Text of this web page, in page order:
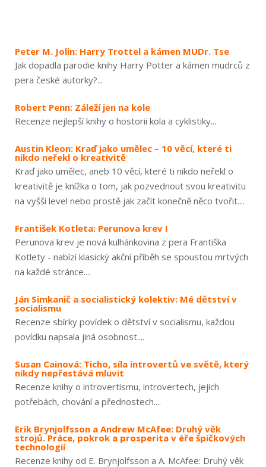
Peter M. Jolin: Harry Trottel a kámen MUDr. Tse
Jak dopadla parodie knihy Harry Potter a kámen mudrců z
pera české autorky?...
Robert Penn: Záleží jen na kole
Recenze nejlepší knihy o hostorii kola a cyklistiky...
Austin Kleon: Kraď jako umělec – 10 věcí, které ti
nikdo neřekl o kreativitě
Kraď jako umělec, aneb 10 věcí, které ti nikdo neřekl o
kreativitě je knížka o tom, jak pozvednout svou kreativitu
na vyšší level nebo prostě jak začít konečně něco tvořit....
František Kotleta: Perunova krev I
Perunova krev je nová kulhánkovina z pera Františka
Kotlety - nabízí klasický akční příběh se spoustou mrtvých
na každé stránce....
Ján Simkanič a socialistický kolektiv: Mé dětství v
socialismu
Recenze sbírky povídek o dětství v socialismu, každou
povídku napsala jiná osobnost....
Susan Cainová: Ticho, síla introvertů ve světě, který
nikdy nepřestává mluvit
Recenze knihy o introvertismu, introvertech, jejich
potřebách, chování a přednostech....
Erik Brynjolfsson a Andrew McAfee: Druhý věk
strojů. Práce, pokrok a prosperita v éře špičkových
technologií
Recenze knihy od E. Brynjolfsson a A. McAfee: Druhý věk